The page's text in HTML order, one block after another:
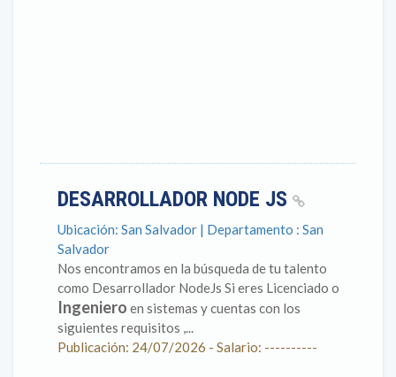
DESARROLLADOR NODE JS
Ubicación: San Salvador | Departamento : San
Salvador
Nos encontramos en la búsqueda de tu talento
como Desarrollador NodeJs Si eres Licenciado o
Ingeniero en sistemas y cuentas con los
siguientes requisitos ,...
Publicación: 24/07/2026 - Salario: ----------